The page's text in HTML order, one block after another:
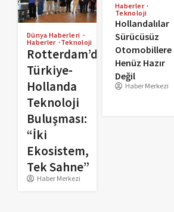
Dünya Haberleri
Haberler Teknoloji
Rotterdam’da
Türkiye-
Hollanda
Teknoloji
Buluşması:
“İki
Ekosistem,
Tek Sahne”
Haber Merkezi
Haberler
Teknoloji
Hollandalılar
Sürücüsüz
Otomobillere
Henüz Hazır
Değil
Haber Merkezi